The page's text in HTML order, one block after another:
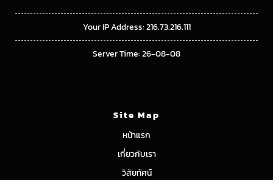
Your IP Address: 216.73.216.111
Server Time: 26-08-08
Site Map
หน้าแรก
เกี่ยวกับเรา
วิสัยทัศน์